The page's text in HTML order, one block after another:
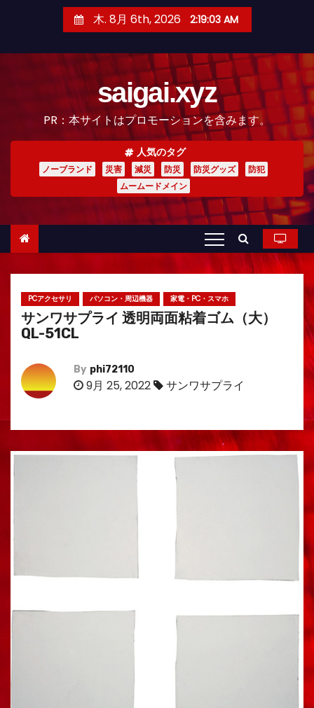
木. 8月 6th, 2026 2:19:04 AM
saigai.xyz
PR：本サイトはプロモーションを含みます。
人気のタグ
ノーブランド 災害 減災 防災 防災グッズ
防犯
ムームードメイン
PCアクセサリ パソコン・周辺機器 家電・PC・スマホ
サンワサプライ 透明両面粘着ゴム（大）
QL-51CL
By phi72110
9月 25, 2022 サンワサプライ